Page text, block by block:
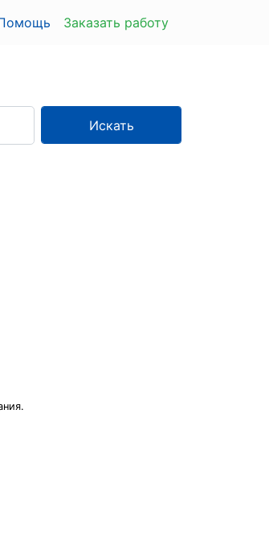
Заказать работу
Искать